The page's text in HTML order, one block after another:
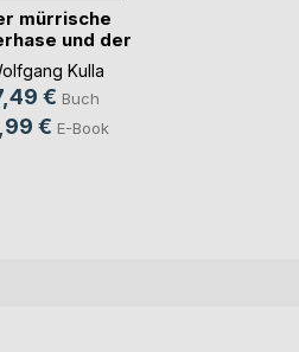
mürrische
und der
Wu(...)Kulla
€ Buch
€ E-Book